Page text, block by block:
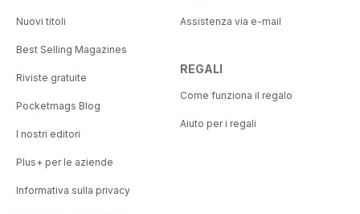
Nuovi titoli
Best Selling Magazines
Riviste gratuite
Pocketmags Blog
I nostri editori
Plus+ per le aziende
Informativa sulla privacy
Assistenza via e-mail
REGALI
Come funziona il regalo
Aiuto per i regali